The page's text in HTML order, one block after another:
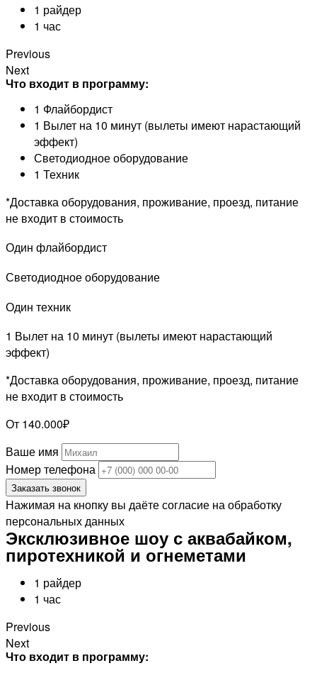
1 райдер
1 час
Previous
Next
Что входит в программу:
1 Флайбордист
1 Вылет на 10 минут (вылеты имеют нарастающий
эффект)
Светодиодное оборудование
1 Техник
*Доставка оборудования, проживание, проезд, питание
не входит в стоимость
Один флайбордист
Светодиодное оборудование
Один техник
1 Вылет на 10 минут (вылеты имеют нарастающий
эффект)
*Доставка оборудования, проживание, проезд, питание
не входит в стоимость
От 140.000₽
Ваше имя
Номер телефона
Заказать звонок
Нажимая на кнопку вы даёте согласие на обработку
персональных данных
Эксклюзивное шоу с аквабайком,
пиротехникой и огнеметами
1 райдер
1 час
Previous
Next
Что входит в программу: